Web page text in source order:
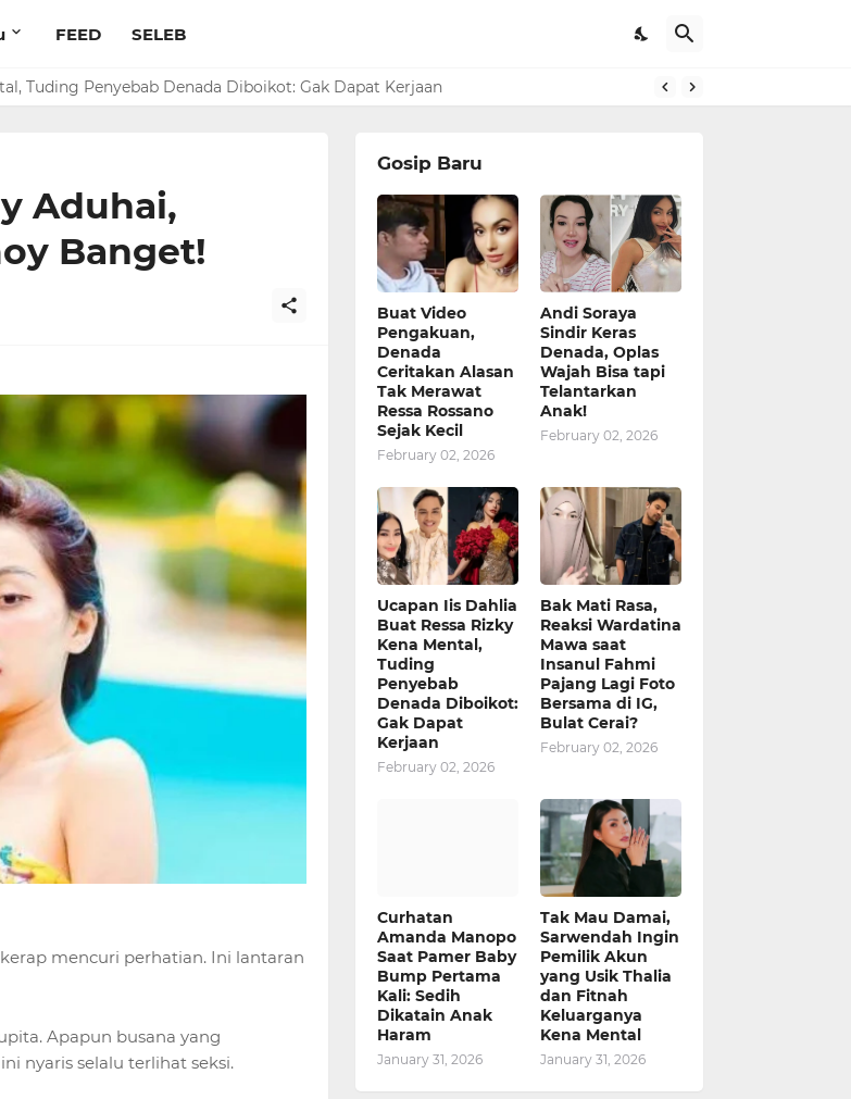
FEED SELEB
Tuding Penyebab Denada Diboikot: Gak Dapat Kerjaan
Buat Korban Longsor Bandung Barat
Aduhai,
Banget!
mencuri perhatian. Ini lantaran
Apapun busana yang
nyaris selalu terlihat seksi.
Gosip Baru
Buat Video
Pengakuan,
Denada
Ceritakan Alasan
Tak Merawat
Ressa Rossano
Sejak Kecil
February 02, 2026
Andi Soraya
Sindir Keras
Denada, Oplas
Wajah Bisa tapi
Telantarkan
Anak!
February 02, 2026
Ucapan Iis Dahlia
Buat Ressa Rizky
Kena Mental,
Tuding
Penyebab
Denada Diboikot:
Gak Dapat
Kerjaan
February 02, 2026
Bak Mati Rasa,
Reaksi Wardatina
Mawa saat
Insanul Fahmi
Pajang Lagi Foto
Bersama di IG,
Bulat Cerai?
February 02, 2026
Curhatan
Amanda Manopo
Saat Pamer Baby
Bump Pertama
Kali: Sedih
Dikatain Anak
Haram
January 31, 2026
Tak Mau Damai,
Sarwendah Ingin
Pemilik Akun
yang Usik Thalia
dan Fitnah
Keluarganya
Kena Mental
January 31, 2026